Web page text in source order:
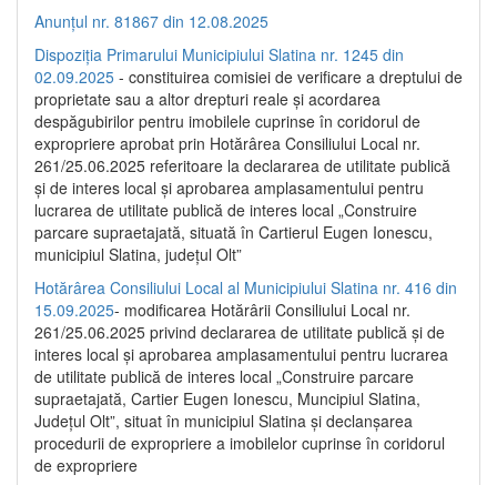
Anunțul nr. 81867 din 12.08.2025
Dispoziția Primarului Municipiului Slatina nr. 1245 din
02.09.2025 - constituirea comisiei de verificare a dreptului de
proprietate sau a altor drepturi reale și acordarea
despăgubirilor pentru imobilele cuprinse în coridorul de
expropriere aprobat prin Hotărârea Consiliului Local nr.
261/25.06.2025 referitoare la declararea de utilitate publică
și de interes local și aprobarea amplasamentului pentru
lucrarea de utilitate publică de interes local „Construire
parcare supraetajată, situată în Cartierul Eugen Ionescu,
municipiul Slatina, județul Olt”
Hotărârea Consiliului Local al Municipiului Slatina nr. 416 din
15.09.2025- modificarea Hotărârii Consiliului Local nr.
261/25.06.2025 privind declararea de utilitate publică și de
interes local și aprobarea amplasamentului pentru lucrarea
de utilitate publică de interes local „Construire parcare
supraetajată, Cartier Eugen Ionescu, Muncipiul Slatina,
Județul Olt”, situat în municipiul Slatina și declanșarea
procedurii de expropriere a imobilelor cuprinse în coridorul
de expropriere